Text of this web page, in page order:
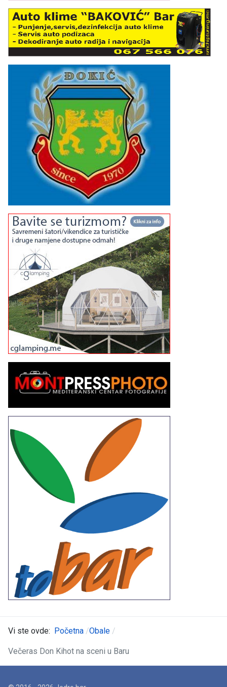
Vi ste ovde: Početna Obale
Večeras Don Kihot na sceni u Baru